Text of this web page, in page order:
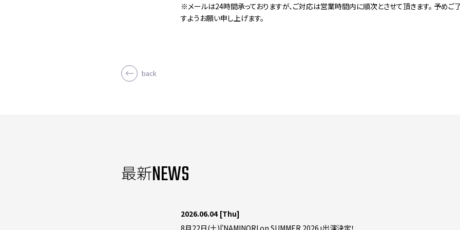
※メールは24時間承っておりますが、ご対応は営業時間内に順次とさせて頂きます。 予めご
すようお願い申し上げます。
back
最新NEWS
2026.06.04 [Thu]
8月22日(土)『NAMINORI on SUMMER 2026』出演決定！